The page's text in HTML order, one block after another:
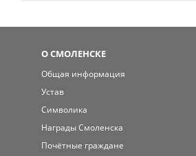
О СМОЛЕНСКЕ
Общая информация
Устав
Символика
Награды Смоленска
Почётные граждане